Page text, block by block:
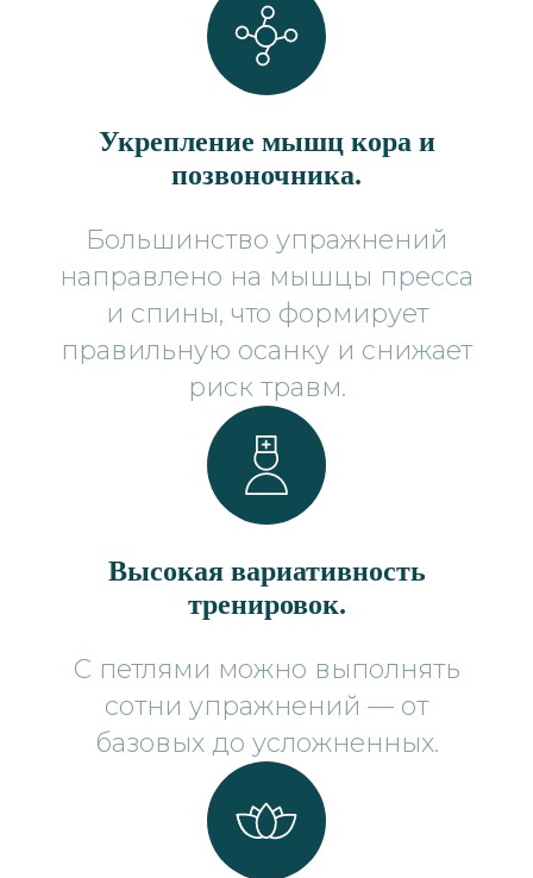
Укрепление мышц кора и
позвоночника.
Большинство упражнений
направлено на мышцы пресса
и спины, что формирует
правильную осанку и снижает
риск травм.
Высокая вариативность
тренировок.
С петлями можно выполнять
сотни упражнений — от
базовых до усложненных.